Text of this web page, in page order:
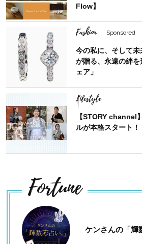
Flow】
Fashion Sponsored
今の私に、そして未
が贈る、永遠の絆
ェア」
Lifestyle
【STORY channel
ルが本格スタート！
Fortune
ケンさんの「輝